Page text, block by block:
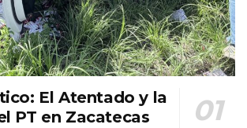
El Atentado y la
PT en Zacatecas